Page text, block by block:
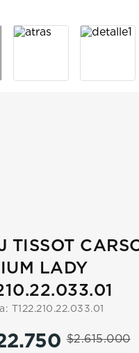
TISSOT
LADY
: T122.210.22.033.01
$2.615.000
.750